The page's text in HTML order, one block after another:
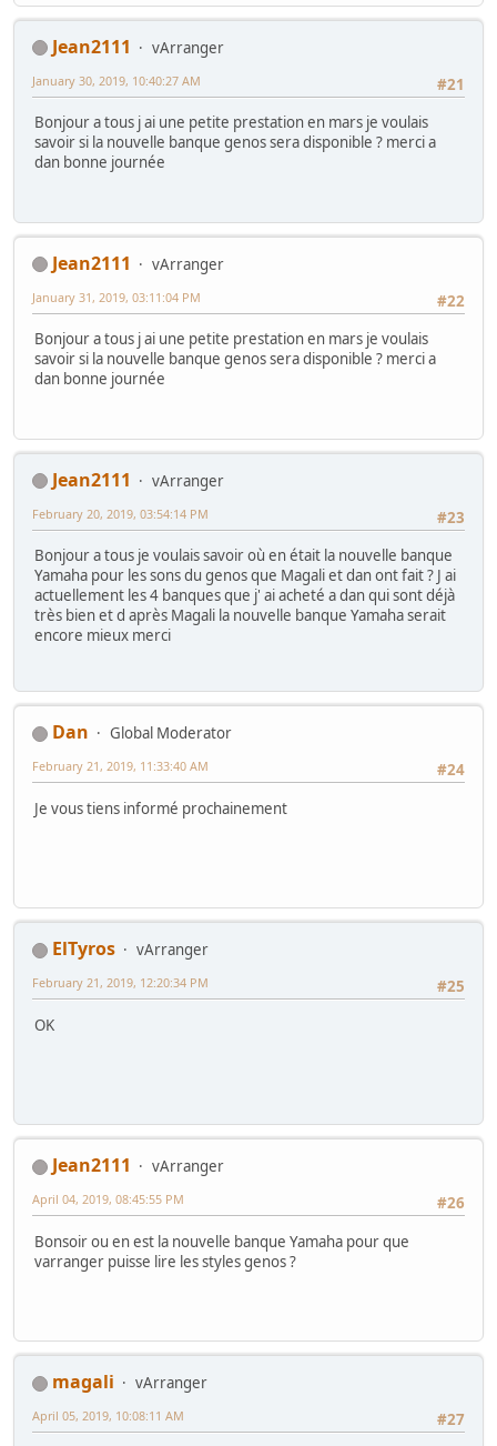
Jean2111
vArranger
#21
January 30, 2019, 10:40:27 AM
Bonjour a tous j ai une petite prestation en mars je voulais
savoir si la nouvelle banque genos sera disponible ? merci a
dan bonne journée
Jean2111
vArranger
#22
January 31, 2019, 03:11:04 PM
Bonjour a tous j ai une petite prestation en mars je voulais
savoir si la nouvelle banque genos sera disponible ? merci a
dan bonne journée
Jean2111
vArranger
#23
February 20, 2019, 03:54:14 PM
Bonjour a tous je voulais savoir où en était la nouvelle banque
Yamaha pour les sons du genos que Magali et dan ont fait ? J ai
actuellement les 4 banques que j' ai acheté a dan qui sont déjà
très bien et d après Magali la nouvelle banque Yamaha serait
encore mieux merci
Dan
Global Moderator
#24
February 21, 2019, 11:33:40 AM
Je vous tiens informé prochainement
ElTyros
vArranger
#25
February 21, 2019, 12:20:34 PM
OK
Jean2111
vArranger
#26
April 04, 2019, 08:45:55 PM
Bonsoir ou en est la nouvelle banque Yamaha pour que
varranger puisse lire les styles genos ?
magali
vArranger
#27
April 05, 2019, 10:08:11 AM